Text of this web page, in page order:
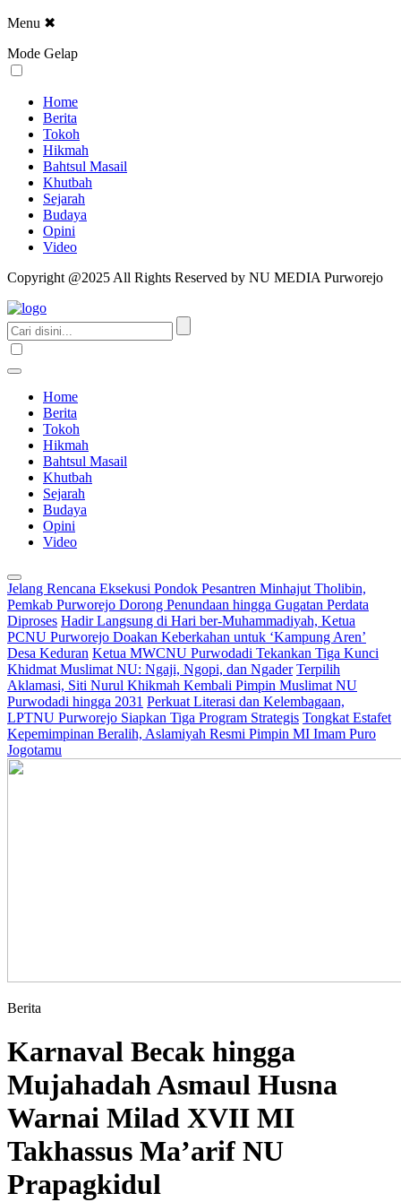
Menu ✖
Mode Gelap
Home
Berita
Tokoh
Hikmah
Bahtsul Masail
Khutbah
Sejarah
Budaya
Opini
Video
Copyright @2025 All Rights Reserved by NU MEDIA Purworejo
Home
Berita
Tokoh
Hikmah
Bahtsul Masail
Khutbah
Sejarah
Budaya
Opini
Video
Jelang Rencana Eksekusi Pondok Pesantren Minhajut Tholibin,
Pemkab Purworejo Dorong Penundaan hingga Gugatan Perdata
Diproses Hadir Langsung di Hari ber-Muhammadiyah, Ketua
PCNU Purworejo Doakan Keberkahan untuk ‘Kampung Aren’
Desa Keduran Ketua MWCNU Purwodadi Tekankan Tiga Kunci
Khidmat Muslimat NU: Ngaji, Ngopi, dan Ngader Terpilih
Aklamasi, Siti Nurul Khikmah Kembali Pimpin Muslimat NU
Purwodadi hingga 2031 Perkuat Literasi dan Kelembagaan,
LPTNU Purworejo Siapkan Tiga Program Strategis Tongkat Estafet
Kepemimpinan Beralih, Aslamiyah Resmi Pimpin MI Imam Puro
Jogotamu
Berita
Karnaval Becak hingga
Mujahadah Asmaul Husna
Warnai Milad XVII MI
Takhassus Ma’arif NU
Prapagkidul